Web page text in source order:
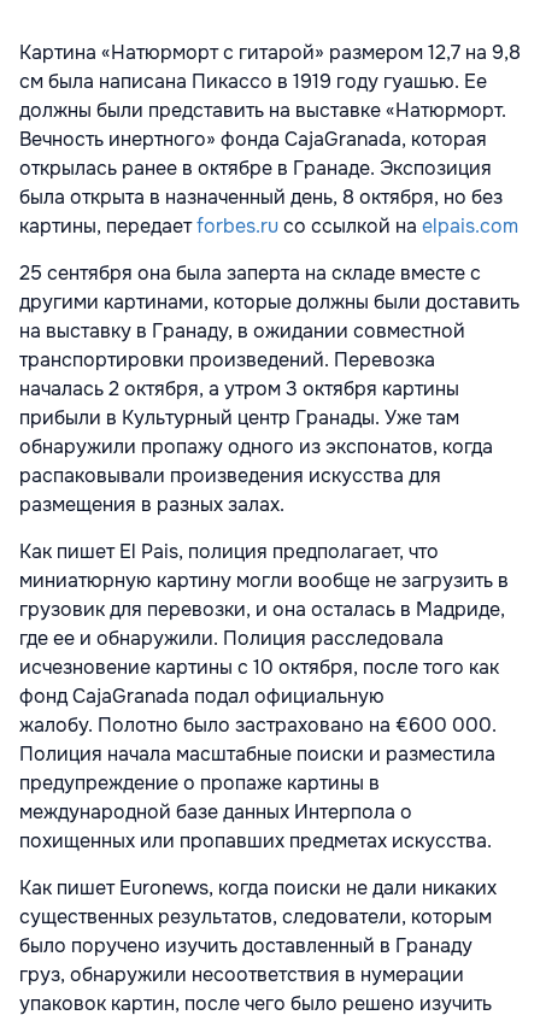
Картина «Натюрморт с гитарой» размером 12,7 на 9,8
см была написана Пикассо в 1919 году гуашью. Ее
должны были представить на выставке «Натюрморт.
Вечность инертного» фонда CajaGranada, которая
открылась ранее в октябре в Гранаде. Экспозиция
была открыта в назначенный день, 8 октября, но без
картины, передаетforbes.ruсо ссылкой на elpais.com
25 сентября она была заперта на складе вместе с
другими картинами, которые должны были доставить
на выставку в Гранаду, в ожидании совместной
транспортировки произведений. Перевозка
началась 2 октября, а утром 3 октября картины
прибыли в Культурный центр Гранады. Уже там
обнаружили пропажу одного из экспонатов, когда
распаковывали произведения искусства для
размещения в разных залах.
Как пишет El Pais, полиция предполагает, что
миниатюрную картину могли вообще не загрузить в
грузовик для перевозки, и она осталась в Мадриде,
где ее и обнаружили. Полиция расследовала
исчезновение картины с 10 октября, после того как
фонд CajaGranada подал официальную
жалобу. Полотно было застраховано на €600 000.
Полиция начала масштабные поиски и разместила
предупреждение о пропаже картины в
международной базе данных Интерпола о
похищенных или пропавших предметах искусства.
Как пишет Euronews, когда поиски не дали никаких
существенных результатов, следователи, которым
было поручено изучить доставленный в Гранаду
груз, обнаружили несоответствия в нумерации
упаковок картин, после чего было решено изучить